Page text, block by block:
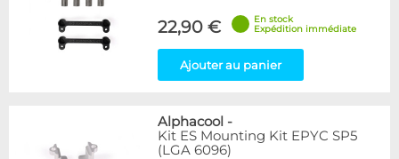
22,90 €
En stock
Expédition immédiate
Ajouter au panier
Alphacool -
Kit ES Mounting Kit EPYC SP5
(LGA 6096)